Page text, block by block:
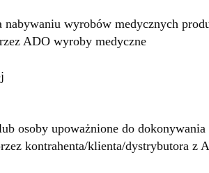
wyrobów medycznych
ADO wyroby medyczne
osoby upoważnione do dokonywania
kontrahenta/klienta/dystrybutora z